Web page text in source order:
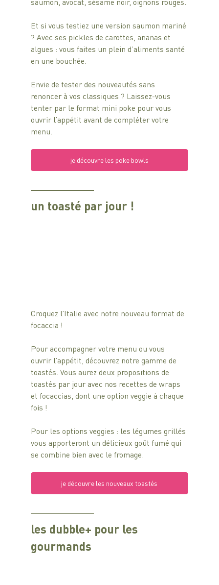
Et si vous testiez une version saumon mariné
? Avec ses pickles de carottes, ananas et
algues : vous faites un plein d’aliments santé
en une bouchée.
Envie de tester des nouveautés sans
renoncer à vos classiques ? Laissez-vous
tenter par le format mini poke pour vous
ouvrir l’appétit avant de compléter votre
menu.
je découvre les poke bowls
un toasté par jour !
Croquez l’Italie avec notre nouveau format de
focaccia !
Pour accompagner votre menu ou vous
ouvrir l’appétit, découvrez notre gamme de
toastés. Vous aurez deux propositions de
toastés par jour avec nos recettes de wraps
et focaccias, dont une option veggie à chaque
fois !
Pour les options veggies : les légumes grillés
vous apporteront un délicieux goût fumé qui
se combine bien avec le fromage.
je découvre les nouveaux toastés
les dubble+ pour les
gourmands